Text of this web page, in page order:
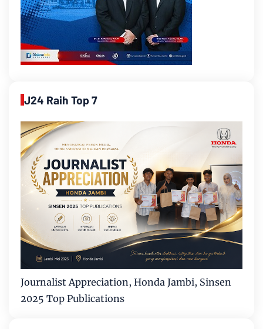
J24 Raih Top 7
Journalist Appreciation, Honda Jambi, Sinsen
2025 Top Publications